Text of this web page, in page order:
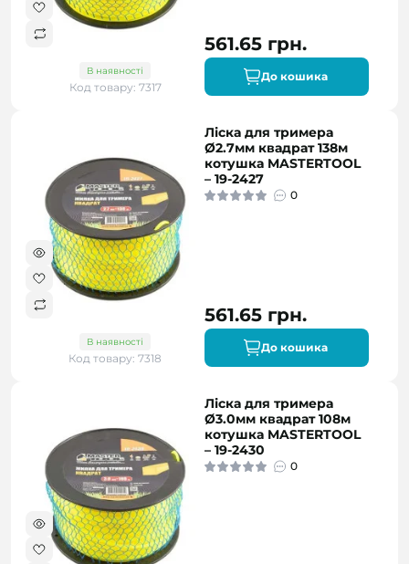
В наявності
Код товару: 7317
561.65 грн.
До кошика
В наявності
Код товару: 7318
Ліска для тримера
Ø2.7мм квадрат 138м
котушка MASTERTOOL
– 19-2427
0
561.65 грн.
До кошика
Ліска для тримера
Ø3.0мм квадрат 108м
котушка MASTERTOOL
– 19-2430
0